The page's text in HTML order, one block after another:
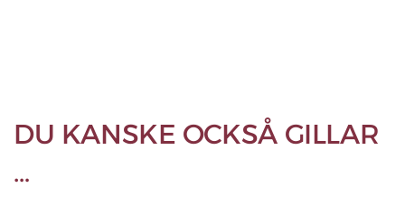
DU KANSKE OCKSÅ GILLAR
…